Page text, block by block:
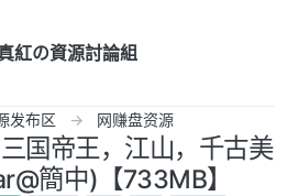
紅の資源討論組
发布区 网赚盘资源
国帝王，江山，千古美
簡中)【733MB】